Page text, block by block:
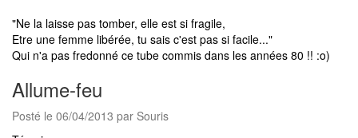
"Ne la laisse pas tomber, elle est si fragile,
Etre une femme libérée, tu sais c'est pas si facile..."
Qui n'a pas fredonné ce tube commis dans les années 80 !! :o)
Allume-feu
Posté le 06/04/2013 par Souris